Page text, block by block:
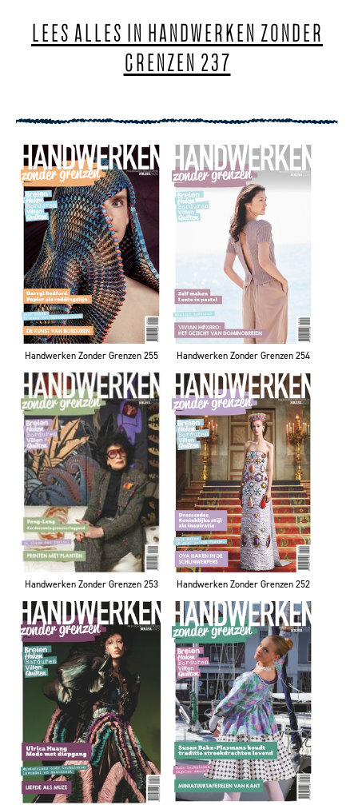
LEES ALLES IN HANDWERKEN ZONDER
GRENZEN 237
Handwerken Zonder Grenzen 255 Handwerken Zonder Grenzen 254
Handwerken Zonder Grenzen 253 Handwerken Zonder Grenzen 252